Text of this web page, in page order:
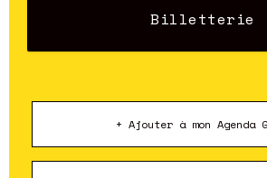
Billetterie
+ Ajouter à mon Agenda